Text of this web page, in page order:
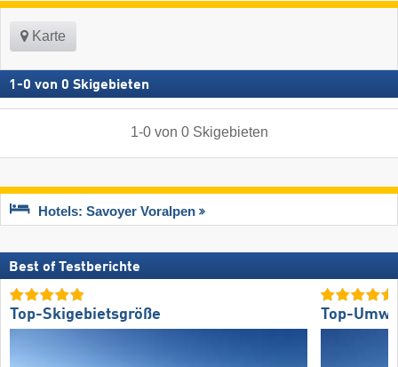
Karte
1 -0 von 0 Skigebieten
1-0von 0 Skigebieten
Hotels: Savoyer Voralpen
Best of Testberichte
Top-Skigebietsgröße Top-